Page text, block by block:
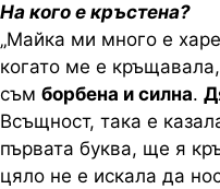
На кого е кръстена?
„Майка ми много е
когато ме е
съм борбена и силна.
Всъщност, така е
първата буква, ще я
цяло не е искала да